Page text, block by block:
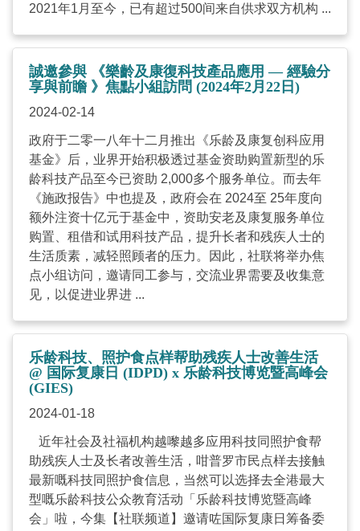
2021年1月至今，已有超过500间来自供求双方机构 ...
誠邀參與 《樂齡及康復科技產品應用 — 經驗分
享與前瞻 》焦點小組訪問 (2024年2月22日)
2024-02-14
政府于二零一八年十二月推出《乐龄及康复创科应用
基金》后，业界开始积极透过基金资助购置新型的乐
龄科技产品至今已资助 2,000多个服务单位。而去年
《施政报告》中也提及，政府会在 2024至 25年度向
额外注资十亿元于基金中，资助安老及康复服务单位
购置、租借和试用科技产品，提升长者和残疾人士的
生活质素，减轻照顾者的压力。因此，社联将举办焦
点小组访问，邀请同工参与，交流业界需要及收集意
见，以促进业界进 ...
乐龄科技、照护食点样帮助残疾人士改善生活
@ 国际复康日 (IDPD) x 乐龄科技博览暨高峰会
(GIES)
2024-01-18
近年社会及社福机构越嚟越多应用科技同照护食帮
助残疾人士及长者改善生活，咁普罗市民点样去接触
最新嘅科技同照护食信息，当然可以选择去全港最大
型嘅乐龄科技公众教育活动「乐龄科技博览暨高峰
会」啦，今集【社联频道】邀请咗国际复康日筹备委